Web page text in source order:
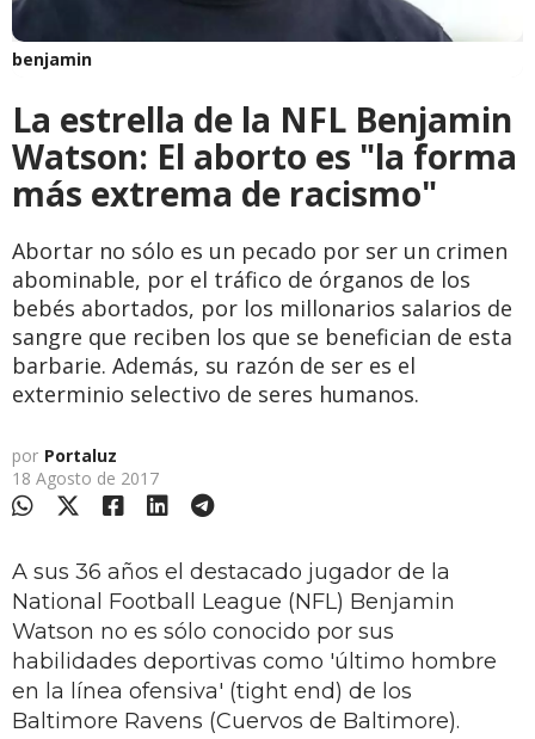
benjamin
La estrella de la NFL Benjamin
Watson: El aborto es "la forma
más extrema de racismo"
Abortar no sólo es un pecado por ser un crimen
abominable, por el tráfico de órganos de los
bebés abortados, por los millonarios salarios de
sangre que reciben los que se benefician de esta
barbarie. Además, su razón de ser es el
exterminio selectivo de seres humanos.
por Portaluz
18 Agosto de 2017
A sus 36 años el destacado jugador de la
National Football League (NFL) Benjamin
Watson no es sólo conocido por sus
habilidades deportivas como 'último hombre
en la línea ofensiva' (tight end) de los
Baltimore Ravens (Cuervos de Baltimore).